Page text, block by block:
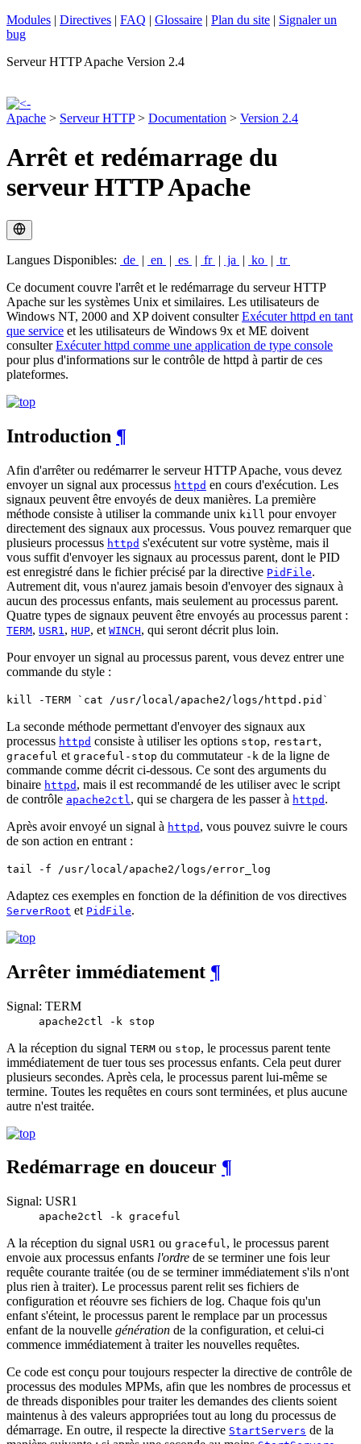
Modules | Directives | FAQ | Glossaire | Plan du site | Signaler un
bug
Serveur HTTP Apache Version 2.4
Apache > Serveur HTTP> Documentation > Version 2.4
Arrêt et redémarrage du
serveur HTTP Apache
Langues Disponibles: de | en | es | fr | ja | ko | tr
Ce document couvre l'arrêt et le redémarrage du serveur HTTP
Apache sur les systèmes Unix et similaires. Les utilisateurs de
Windows NT, 2000 and XP doivent consulterExécuter httpd en tant
que service et les utilisateurs de Windows 9x et ME doivent
consulterExécuter httpd comme une application de type console
pour plus d'informations sur le contrôle de httpd à partir de ces
plateformes.
Introduction ¶
Afin d'arrêter ou redémarrer le serveur HTTP Apache, vous devez
envoyer un signal aux processus httpd en cours d'exécution. Les
signaux peuvent être envoyés de deux manières. La première
méthode consiste à utiliser la commande unix kill pour envoyer
directement des signaux aux processus. Vous pouvez remarquer que
plusieurs processus httpd s'exécutent sur votre système, mais il
vous suffit d'envoyer les signaux au processus parent, dont le PID
est enregistré dans le fichier précisé par la directive PidFile.
Autrement dit, vous n'aurez jamais besoin d'envoyer des signaux à
aucun des processus enfants, mais seulement au processus parent.
Quatre types de signaux peuvent être envoyés au processus parent :
TERM, USR1 , HUP, et WINCH, qui seront décrit plus loin.
Pour envoyer un signal au processus parent, vous devez entrer une
commande du style :
kill -TERM `cat /usr/local/apache2/logs/httpd.pid`
La seconde méthode permettant d'envoyer des signaux aux
processus httpd consiste à utiliser les options stop, restart,
graceful et graceful-stop du commutateur -k de la ligne de
commande comme décrit ci-dessous. Ce sont des arguments du
binaire httpd , mais il est recommandé de les utiliser avec le script
de contrôle apache2ctl , qui se chargera de les passer à httpd .
Après avoir envoyé un signal à httpd , vous pouvez suivre le cours
de son action en entrant :
tail -f /usr/local/apache2/logs/error_log
Adaptez ces exemples en fonction de la définition de vos directives
ServerRoot et PidFile.
Arrêter immédiatement ¶
Signal: TERM
apache2ctl -k stop
A la réception du signal TERM ou stop, le processus parent tente
immédiatement de tuer tous ses processus enfants. Cela peut durer
plusieurs secondes. Après cela, le processus parent lui-même se
termine. Toutes les requêtes en cours sont terminées, et plus aucune
autre n'est traitée.
Redémarrage en douceur ¶
Signal: USR1
apache2ctl -k graceful
A la réception du signal USR1 ou graceful, le processus parent
envoie aux processus enfants l'ordre de se terminer une fois leur
requête courante traitée (ou de se terminer immédiatement s'ils n'ont
plus rien à traiter). Le processus parent relit ses fichiers de
configuration et réouvre ses fichiers de log. Chaque fois qu'un
enfant s'éteint, le processus parent le remplace par un processus
enfant de la nouvelle génération de la configuration, et celui-ci
commence immédiatement à traiter les nouvelles requêtes.
Ce code est conçu pour toujours respecter la directive de contrôle de
processus des modules MPMs, afin que les nombres de processus et
de threads disponibles pour traiter les demandes des clients soient
maintenus à des valeurs appropriées tout au long du processus de
démarrage. En outre, il respecte la directive StartServers de la